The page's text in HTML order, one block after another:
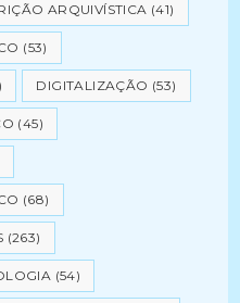
ARQUIVÍSTICA (41)
(53)
DIGITALIZAÇÃO (53)
(45)
(68)
(263)
(54)